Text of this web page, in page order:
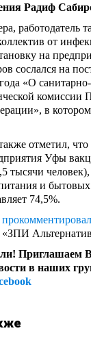
Радиф
работодатель
от
на
сослался на
«О санитарно-
комиссии
в
отметил,
Уфы
тысячи
и
74,5%.
Приглашаем
в наших